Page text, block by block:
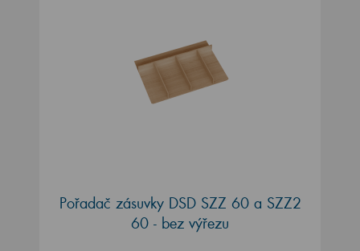
Pořadač zásuvky DSD SZZ 60 a SZZ2
60 - bez výřezu